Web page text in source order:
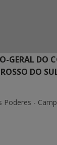
GERAL DO
DO
Poderes -